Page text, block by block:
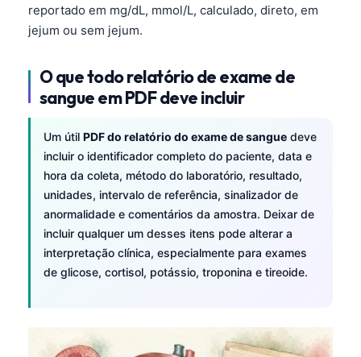
reportado em mg/dL, mmol/L, calculado, direto, em
jejum ou sem jejum.
O que todo relatório de exame de
sangue em PDF deve incluir
Um útil PDF do relatório do exame de sangue deve
incluir o identificador completo do paciente, data e
hora da coleta, método do laboratório, resultado,
unidades, intervalo de referência, sinalizador de
anormalidade e comentários da amostra. Deixar de
incluir qualquer um desses itens pode alterar a
interpretação clínica, especialmente para exames
de glicose, cortisol, potássio, troponina e tireoide.